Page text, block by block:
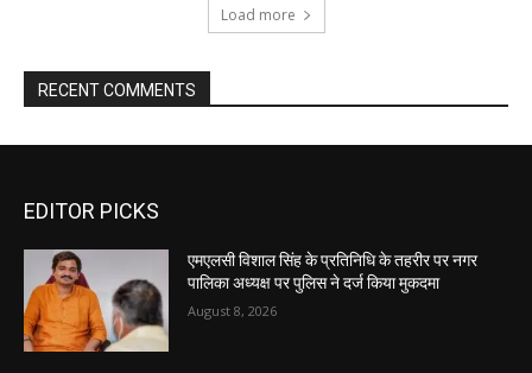
Load more
RECENT COMMENTS
EDITOR PICKS
एमएलसी विशाल सिंह के प्रतिनिधि के तहरीर पर नगर
पालिका अध्यक्ष पर पुलिस ने दर्ज किया मुकदमा
August 8, 2026